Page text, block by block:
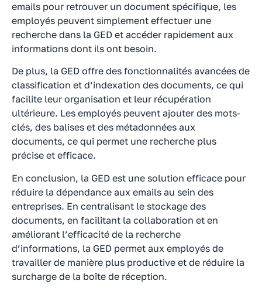
emails pour retrouver un document spécifique, les
employés peuvent simplement effectuer une
recherche dans la GED et accéder rapidement aux
informations dont ils ont besoin.
De plus, la GED offre des fonctionnalités avancées de
classification et d’indexation des documents, ce qui
facilite leur organisation et leur récupération
ultérieure. Les employés peuvent ajouter des mots-
clés, des balises et des métadonnées aux
documents, ce qui permet une recherche plus
précise et efficace.
En conclusion, la GED est une solution efficace pour
réduire la dépendance aux emails au sein des
entreprises. En centralisant le stockage des
documents, en facilitant la collaboration et en
améliorant l’efficacité de la recherche
d’informations, la GED permet aux employés de
travailler de manière plus productive et de réduire la
surcharge de la boîte de réception.